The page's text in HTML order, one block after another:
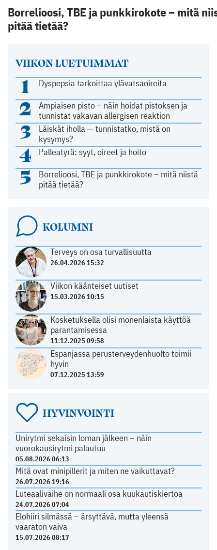
VIIKON LUETUIMMAT
1 Dyspepsia tarkoittaa ylävatsaoireita
2
Ampiaisen pisto – näin hoidat pistoksen ja
tunnistat vakavan allergisen reaktion
3
Läiskät iholla — tunnistatko, mistä on
kysymys?
4 Palleatyrä: syyt, oireet ja hoito
5
Borrelioosi, TBE ja punkkirokote – mitä niistä
pitää tietää?
KOLUMNI
Terveys on osa turvallisuutta
26.04.2026 15:32
Viikon käänteiset uutiset
15.03.2026 10:15
Kosketuksella olisi monenlaista käyttöä
parantamisessa
11.12.2025 09:58
Espanjassa perusterveydenhuolto toimii
hyvin
07.12.2025 13:59
HYVINVOINTI
Unirytmi sekaisin loman jälkeen – näin
vuorokausirytmi palautuu
05.08.2026 06:13
Mitä ovat minipillerit ja miten ne vaikuttavat?
26.07.2026 19:16
Luteaalivaihe on normaali osa kuukautiskiertoa
24.07.2026 07:04
Elohiiri silmässä – ärsyttävä, mutta yleensä
vaaraton vaiva
15.07.2026 08:17
Borrelioosi, TBE ja punkkirokote – mitä
pitää tietää?